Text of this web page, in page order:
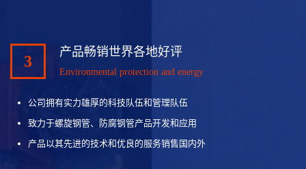
3
产品畅销世界各地好评
Environmental protection and energy
公司拥有实力雄厚的科技队伍和管理队伍
致力于螺旋钢管、防腐钢管产品开发和应用
产品以其先进的技术和优良的服务销售国内外